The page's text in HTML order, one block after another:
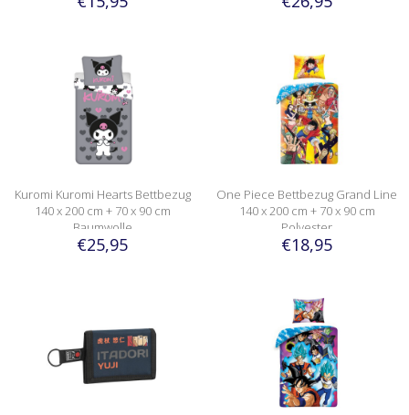
Kuromi Kuromi Hearts Bettbezug
140 x 200 cm + 70 x 90 cm
Baumwolle
€25,95
One Piece Bettbezug Grand Line
140 x 200 cm + 70 x 90 cm
Polyester
€18,95